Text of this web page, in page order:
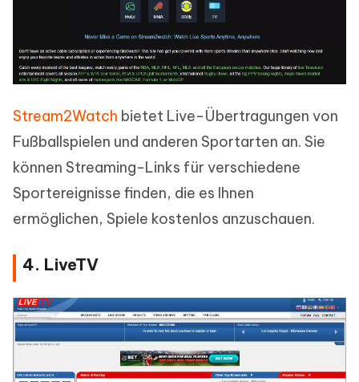
Stream2Watch bietet Live-Übertragungen von
Fußballspielen und anderen Sportarten an. Sie
können Streaming-Links für verschiedene
Sportereignisse finden, die es Ihnen
ermöglichen, Spiele kostenlos anzuschauen.
4. LiveTV